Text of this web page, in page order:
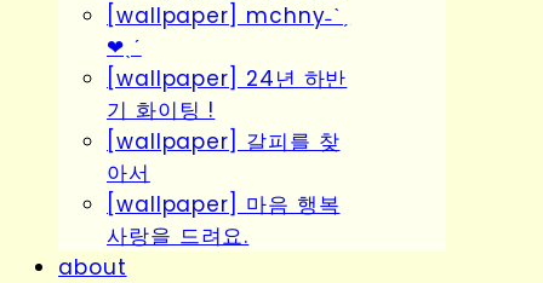
[wallpaper] mchny˗ˋˏ
❤︎ˎˊ
[wallpaper] 24년 하반
기 화이팅 !
[wallpaper] 갈피를 찾
아서
[wallpaper] 마음 행복
사랑을 드려요.
about